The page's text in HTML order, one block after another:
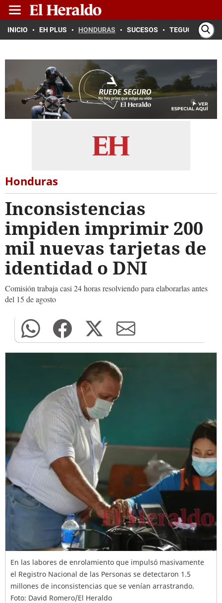
INICIO EH PLUS HONDURAS SUCESOS TEGUCIGALPA
Honduras
Inconsistencias
impiden imprimir 200
mil nuevas tarjetas de
identidad o DNI
Comisión trabaja casi 24 horas resolviendo para elaborarlas antes
del 15 de agosto
En las labores de enrolamiento que impulsó masivamente
el Registro Nacional de las Personas se detectaron 1.5
millones de inconsistencias que se venían arrastrando.
Foto: David Romero/El Heraldo